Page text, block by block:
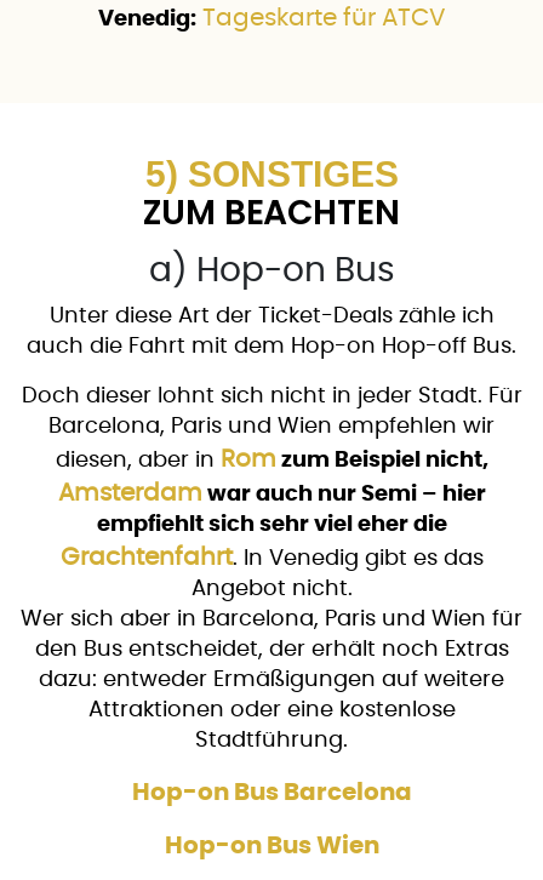
Venedig: Tageskarte für ATCV
5) SONSTIGES
ZUM BEACHTEN
a) Hop-on Bus
Unter diese Art der Ticket-Deals zähle ich
auch die Fahrt mit dem Hop-on Hop-off Bus.
Doch dieser lohnt sich nicht in jeder Stadt. Für
Barcelona, Paris und Wien empfehlen wir
diesen, aber in Rom zum Beispiel nicht,
Amsterdam war auch nur Semi – hier
empfiehlt sich sehr viel eher die
Grachtenfahrt. In Venedig gibt es das
Angebot nicht.
Wer sich aber in Barcelona, Paris und Wien für
den Bus entscheidet, der erhält noch Extras
dazu: entweder Ermäßigungen auf weitere
Attraktionen oder eine kostenlose
Stadtführung.
Hop-on Bus Barcelona
Hop-on Bus Wien